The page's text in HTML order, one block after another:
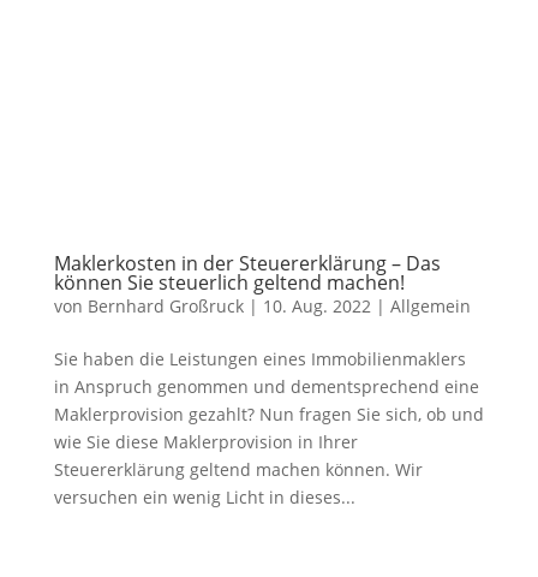
Maklerkosten in der Steuererklärung – Das
können Sie steuerlich geltend machen!
von Bernhard Großruck| 10. Aug. 2022| Allgemein
Sie haben die Leistungen eines Immobilienmaklers
in Anspruch genommen und dementsprechend eine
Maklerprovision gezahlt? Nun fragen Sie sich, ob und
wie Sie diese Maklerprovision in Ihrer
Steuererklärung geltend machen können. Wir
versuchen ein wenig Licht in dieses...